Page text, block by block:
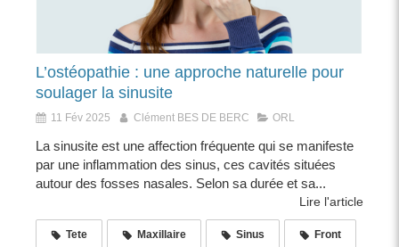
L’ostéopathie : une approche naturelle pour
soulager la sinusite
11 Fév 2025 Clément BES DE BERC ORL
La sinusite est une affection fréquente qui se manifeste
par une inflammation des sinus, ces cavités situées
autour des fosses nasales. Selon sa durée et sa...
Lire l'article
Tete Maxillaire Sinus Front